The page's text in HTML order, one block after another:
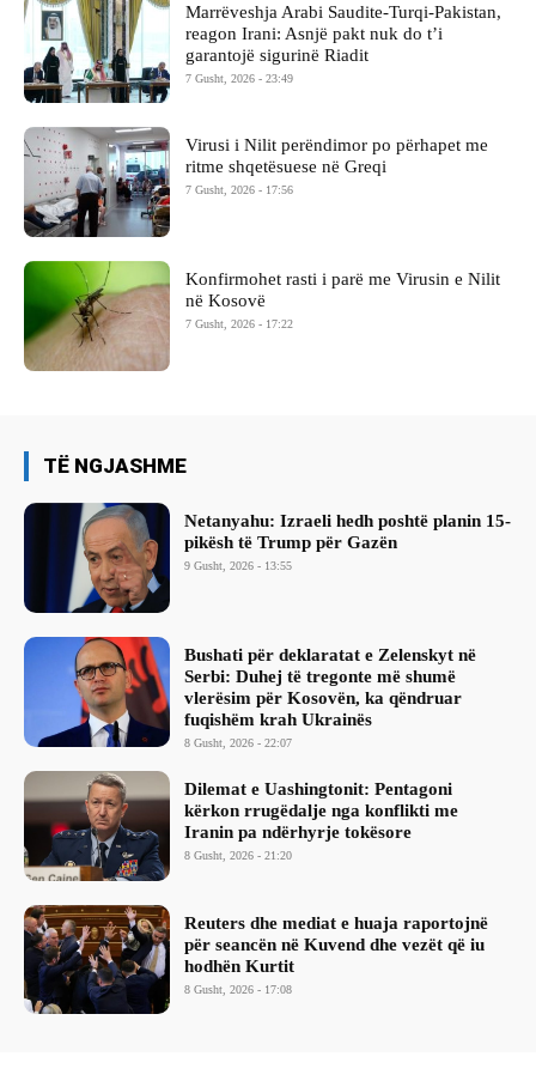
Marrëveshja Arabi Saudite-Turqi-Pakistan,
reagon Irani: Asnjë pakt nuk do t’i
garantojë sigurinë Riadit
7 Gusht, 2026 - 23:49
Virusi i Nilit perëndimor po përhapet me
ritme shqetësuese në Greqi
7 Gusht, 2026 - 17:56
Konfirmohet rasti i parë me Virusin e Nilit
në Kosovë
7 Gusht, 2026 - 17:22
TË NGJASHME
Netanyahu: Izraeli hedh poshtë planin 15-
pikësh të Trump për Gazën
9 Gusht, 2026 - 13:55
Bushati për deklaratat e Zelenskyt në
Serbi: Duhej të tregonte më shumë
vlerësim për Kosovën, ka qëndruar
fuqishëm krah Ukrainës
8 Gusht, 2026 - 22:07
Dilemat e Uashingtonit: Pentagoni
kërkon rrugëdalje nga konflikti me
Iranin pa ndërhyrje tokësore
8 Gusht, 2026 - 21:20
Reuters dhe mediat e huaja raportojnë
për seancën në Kuvend dhe vezët që iu
hodhën Kurtit
8 Gusht, 2026 - 17:08